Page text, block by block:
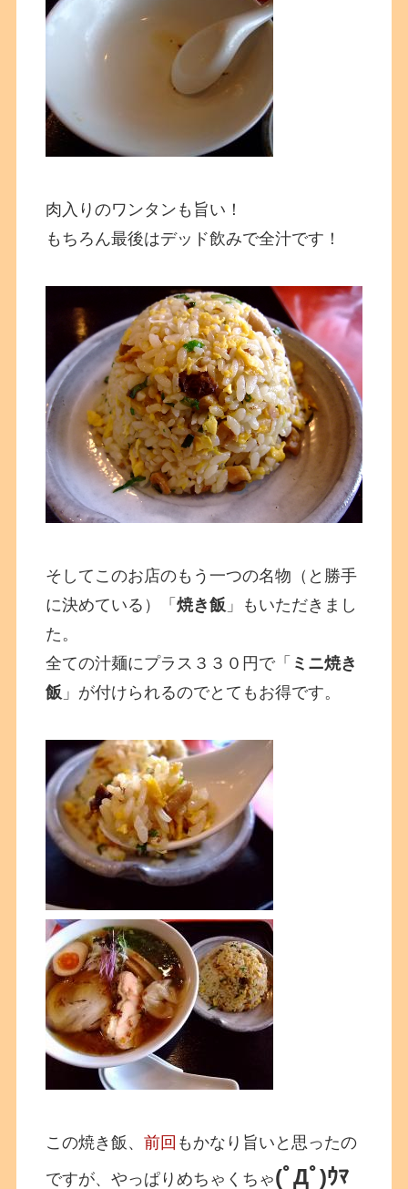
肉入りのワンタンも旨い！
もちろん最後はデッド飲みで全汁です！
そしてこのお店のもう一つの名物（と勝手
に決めている）「焼き飯 」もいただきまし
た。
全ての汁麺にプラス３３０円で「 ミニ焼き
飯 」が付けられるのでとてもお得です。
この焼き飯、前回 もかなり旨いと思ったの
ですが、やっぱりめちゃくちゃ(ﾟДﾟ)ｳﾏ